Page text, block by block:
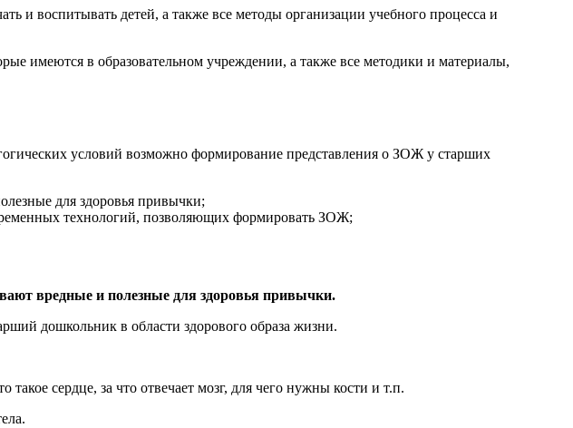
и воспитывать детей, а также все методы организации учебного процесса и
имеются в образовательном учреждении, а также все методики и материалы,
условий возможно формирование представления о ЗОЖ у старших
для здоровья привычки;
технологий, позволяющих формировать ЗОЖ;
вредные и полезные для здоровья привычки.
дошкольник в области здорового образа жизни.
сердце, за что отвечает мозг, для чего нужны кости и т.п.